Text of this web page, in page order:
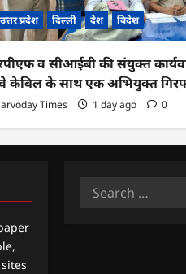
उत्तर प्रदेश दिल्ली देश विदेश
व सीआईबी की संयुक्त
केबिल के साथ एक अभियुक्त
Times 1 day ago 0
Search